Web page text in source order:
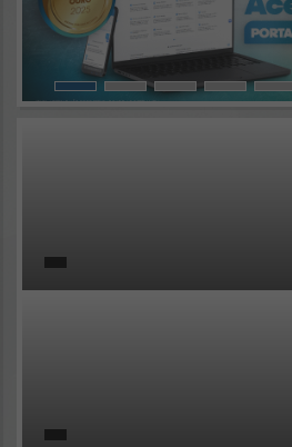
Portais
Por favor,
Por favor,